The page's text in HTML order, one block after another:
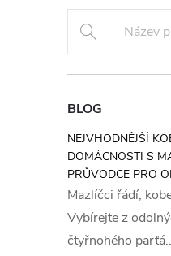
BLOG
NEJVHODNĚJŠÍ
DOMÁCNOSTI S
PRŮVODCE PRO
Mazlíčci řádí,
Vybírejte z
čtyřnohého